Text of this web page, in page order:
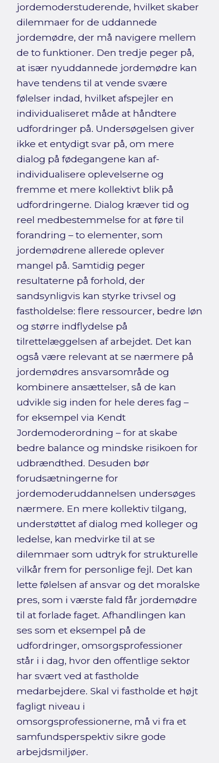
jordemoderstuderende, hvilket skaber
dilemmaer for de uddannede
jordemødre, der må navigere mellem
de to funktioner. Den tredje peger på,
at især nyuddannede jordemødre kan
have tendens til at vende svære
følelser indad, hvilket afspejler en
individualiseret måde at håndtere
udfordringer på. Undersøgelsen giver
ikke et entydigt svar på, om mere
dialog på fødegangene kan af-
individualisere oplevelserne og
fremme et mere kollektivt blik på
udfordringerne. Dialog kræver tid og
reel medbestemmelse for at føre til
forandring – to elementer, som
jordemødrene allerede oplever
mangel på. Samtidig peger
resultaterne på forhold, der
sandsynligvis kan styrke trivsel og
fastholdelse: flere ressourcer, bedre løn
og større indflydelse på
tilrettelæggelsen af arbejdet. Det kan
også være relevant at se nærmere på
jordemødres ansvarsområde og
kombinere ansættelser, så de kan
udvikle sig inden for hele deres fag –
for eksempel via Kendt
Jordemoderordning – for at skabe
bedre balance og mindske risikoen for
udbrændthed. Desuden bør
forudsætningerne for
jordemoderuddannelsen undersøges
nærmere. En mere kollektiv tilgang,
understøttet af dialog med kolleger og
ledelse, kan medvirke til at se
dilemmaer som udtryk for strukturelle
vilkår frem for personlige fejl. Det kan
lette følelsen af ansvar og det moralske
pres, som i værste fald får jordemødre
til at forlade faget. Afhandlingen kan
ses som et eksempel på de
udfordringer, omsorgsprofessioner
står i i dag, hvor den offentlige sektor
har svært ved at fastholde
medarbejdere. Skal vi fastholde et højt
fagligt niveau i
omsorgsprofessionerne, må vi fra et
samfundsperspektiv sikre gode
arbejdsmiljøer.